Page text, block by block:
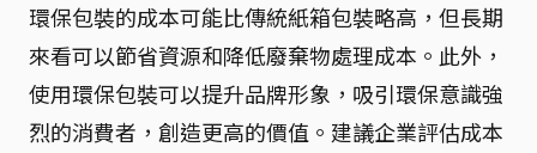
環保包裝的成本可能比傳統紙箱包裝略高，但長期
來看可以節省資源和降低廢棄物處理成本。此外，
使用環保包裝可以提升品牌形象，吸引環保意識強
烈的消費者，創造更高的價值。建議企業評估成本